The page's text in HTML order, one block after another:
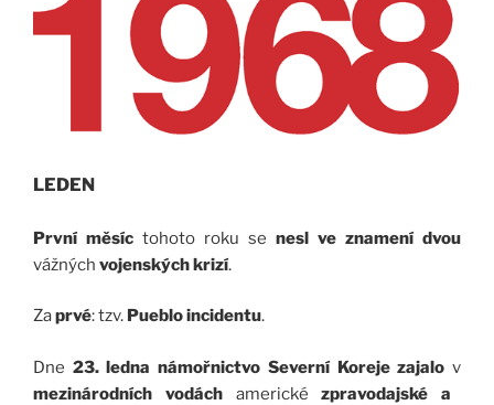
LEDEN
První měsíc tohoto roku se nesl ve znamení dvou
vážných vojenských krizí.
Zaprvé: tzv. Pueblo incidentu.
Dne 23. ledna námořnictvo Severní Koreje zajalo v
mezinárodních vodáchamerickézpravodajské a